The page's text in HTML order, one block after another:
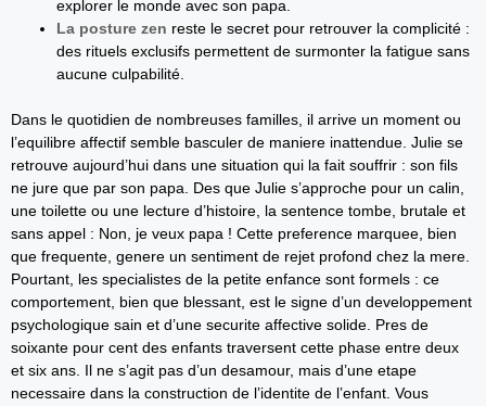
explorer le monde avec son papa.
La posture zen reste le secret pour retrouver la complicité :
des rituels exclusifs permettent de surmonter la fatigue sans
aucune culpabilité.
Dans le quotidien de nombreuses familles, il arrive un moment ou
l’equilibre affectif semble basculer de maniere inattendue. Julie se
retrouve aujourd’hui dans une situation qui la fait souffrir : son fils
ne jure que par son papa. Des que Julie s’approche pour un calin,
une toilette ou une lecture d’histoire, la sentence tombe, brutale et
sans appel : Non, je veux papa ! Cette preference marquee, bien
que frequente, genere un sentiment de rejet profond chez la mere.
Pourtant, les specialistes de la petite enfance sont formels : ce
comportement, bien que blessant, est le signe d’un developpement
psychologique sain et d’une securite affective solide. Pres de
soixante pour cent des enfants traversent cette phase entre deux
et six ans. Il ne s’agit pas d’un desamour, mais d’une etape
necessaire dans la construction de l’identite de l’enfant. Vous